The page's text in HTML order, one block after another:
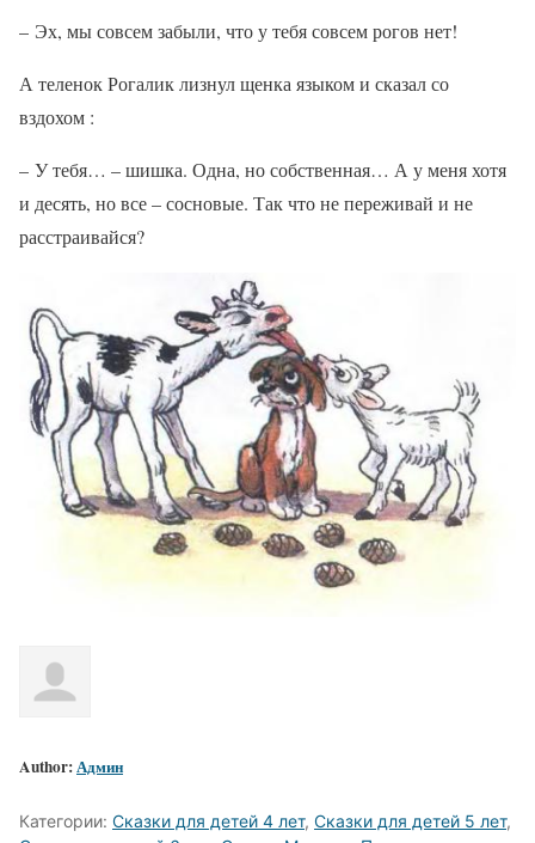
– Эх, мы совсем забыли, что у тебя совсем рогов нет!
А теленок Рогалик лизнул щенка языком и сказал со
вздохом :
– У тебя… – шишка. Одна, но собственная… А у меня хотя
и десять, но все – сосновые. Так что не переживай и не
расстраивайся?
Author:Админ
Категории: Сказки для детей 4 лет, Сказки для детей 5 лет,